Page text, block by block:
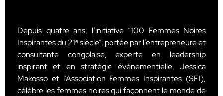
Depuis quatre ans, l’initiative “100 Femmes Noires
Inspirantes du 21ᵉ siècle”, portée par l’entrepreneure et
consultante congolaise, experte en leadership
inspirant et en stratégie événementielle, Jessica
Makosso et l’Association Femmes Inspirantes (SFI),
célèbre les femmes noires qui façonnent le monde de